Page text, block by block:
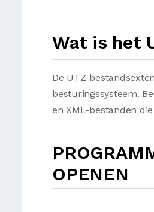
Wat is het
De UTZ-
besturingssysteem.
en XML-bestanden
OPENEN